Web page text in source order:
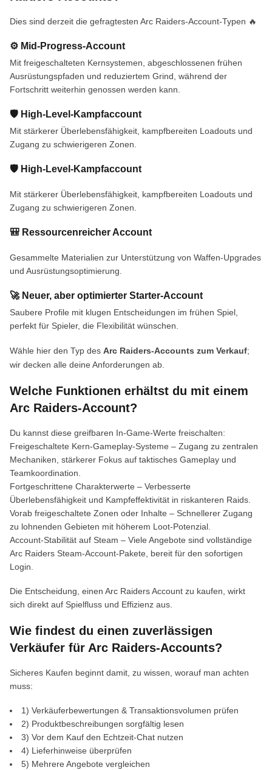
Dies sind derzeit die gefragtesten Arc Raiders-Account-Typen 🔥
⚙️ Mid-Progress-Account
Mit freigeschalteten Kernsystemen, abgeschlossenen frühen
Ausrüstungspfaden und reduziertem Grind, während der
Fortschritt weiterhin genossen werden kann.
🛡️ High-Level-Kampfaccount
Mit stärkerer Überlebensfähigkeit, kampfbereiten Loadouts und
Zugang zu schwierigeren Zonen.
🛡️ High-Level-Kampfaccount
Mit stärkerer Überlebensfähigkeit, kampfbereiten Loadouts und
Zugang zu schwierigeren Zonen.
🎒 Ressourcenreicher Account
Gesammelte Materialien zur Unterstützung von Waffen-Upgrades
und Ausrüstungsoptimierung.
🚀 Neuer, aber optimierter Starter-Account
Saubere Profile mit klugen Entscheidungen im frühen Spiel,
perfekt für Spieler, die Flexibilität wünschen.
Wähle hier den Typ des Arc Raiders-Accounts zum Verkauf;
wir decken alle deine Anforderungen ab.
Welche Funktionen erhältst du mit einem
Arc Raiders-Account?
Du kannst diese greifbaren In-Game-Werte freischalten:
Freigeschaltete Kern-Gameplay-Systeme – Zugang zu zentralen
Mechaniken, stärkerer Fokus auf taktisches Gameplay und
Teamkoordination.
Fortgeschrittene Charakterwerte – Verbesserte
Überlebensfähigkeit und Kampfeffektivität in riskanteren Raids.
Vorab freigeschaltete Zonen oder Inhalte – Schnellerer Zugang
zu lohnenden Gebieten mit höherem Loot-Potenzial.
Account-Stabilität auf Steam – Viele Angebote sind vollständige
Arc Raiders Steam-Account-Pakete, bereit für den sofortigen
Login.
Die Entscheidung, einen Arc Raiders Account zu kaufen, wirkt
sich direkt auf Spielfluss und Effizienz aus.
Wie findest du einen zuverlässigen
Verkäufer für Arc Raiders-Accounts?
Sicheres Kaufen beginnt damit, zu wissen, worauf man achten
muss:
1) Verkäuferbewertungen & Transaktionsvolumen prüfen
2) Produktbeschreibungen sorgfältig lesen
3) Vor dem Kauf den Echtzeit-Chat nutzen
4) Lieferhinweise überprüfen
5) Mehrere Angebote vergleichen